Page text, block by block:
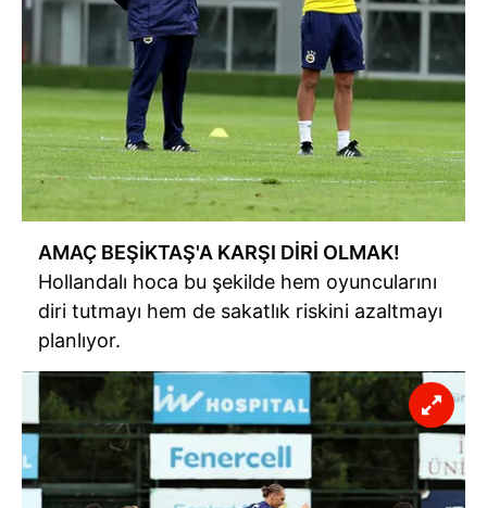
AMAÇ BEŞİKTAŞ'A KARŞI DİRİ OLMAK!
Hollandalı hoca bu şekilde hem oyuncularını
diri tutmayı hem de sakatlık riskini azaltmayı
planlıyor.